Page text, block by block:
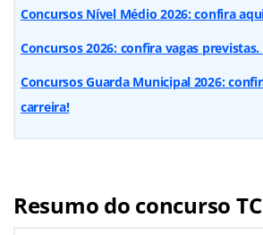
Concursos Nível Médio 2026: confira
Concursos 2026: confira vagas
Concursos Guarda Municipal 2026:
carreira!
Resumo do concurso